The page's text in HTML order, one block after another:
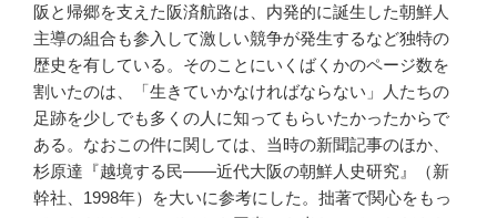
阪と帰郷を支えた阪済航路は、内発的に誕生した朝鮮人
主導の組合も参入して激しい競争が発生するなど独特の
歴史を有している。そのことにいくばくかのページ数を
割いたのは、「生きていかなければならない」人たちの
足跡を少しでも多くの人に知ってもらいたかったからで
ある。なおこの件に関しては、当時の新聞記事のほか、
杉原達『越境する民――近代大阪の朝鮮人史研究』（新
幹社、1998年）を大いに参考にした。拙著で関心をもっ